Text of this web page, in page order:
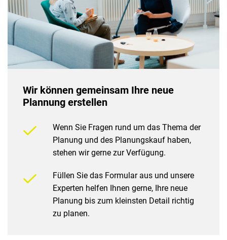
Wir können gemeinsam Ihre neue
Plannung erstellen
Wenn Sie Fragen rund um das Thema der
Planung und des Planungskauf haben,
stehen wir gerne zur Verfügung.
Füllen Sie das Formular aus und unsere
Experten helfen Ihnen gerne, Ihre neue
Planung bis zum kleinsten Detail richtig
zu planen.